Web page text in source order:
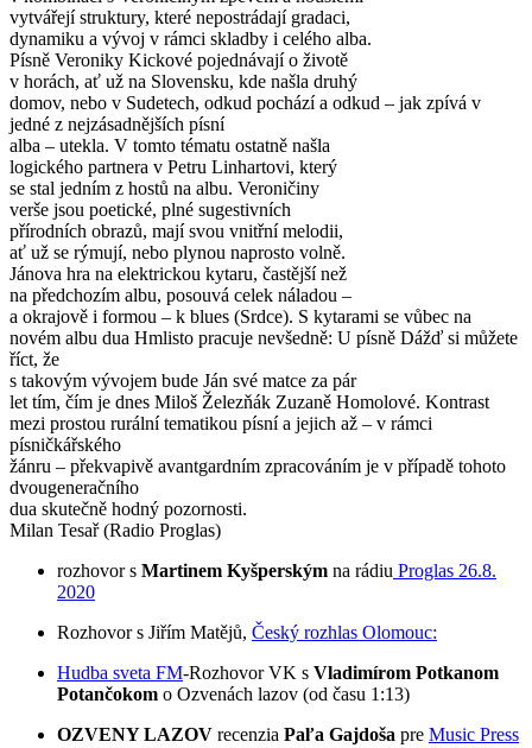
vytvářejí struktury, které nepostrádají gradaci,
dynamiku a vývoj v rámci skladby i celého alba.
Písně Veroniky Kickové pojednávají o životě
v horách, ať už na Slovensku, kde našla druhý
domov, nebo v Sudetech, odkud pochází a odkud – jak zpívá v
jedné z nejzásadnějších písní
alba – utekla. V tomto tématu ostatně našla
logického partnera v Petru Linhartovi, který
se stal jedním z hostů na albu. Veroničiny
verše jsou poetické, plné sugestivních
přírodních obrazů, mají svou vnitřní melodii,
ať už se rýmují, nebo plynou naprosto volně.
Jánova hra na elektrickou kytaru, častější než
na předchozím albu, posouvá celek náladou –
a okrajově i formou – k blues (Srdce). S kytarami se vůbec na
novém albu dua Hmlisto pracuje nevšedně: U písně Dážď si můžete
říct, že
s takovým vývojem bude Ján své matce za pár
let tím, čím je dnes Miloš Železňák Zuzaně Homolové. Kontrast
mezi prostou rurální tematikou písní a jejich až – v rámci
písničkářského
žánru – překvapivě avantgardním zpracováním je v případě tohoto
dvougeneračního
dua skutečně hodný pozornosti.
Milan Tesař (Radio Proglas)
rozhovor s Martinem Kyšperským na rádiu Proglas 26.8.
2020
Rozhovor s Jiřím Matějů, Český rozhlas Olomouc:
Hudba sveta FM-Rozhovor VK s Vladimírom Potkanom
Potančokom o Ozvenách lazov (od času 1:13)
OZVENY LAZOV recenzia Paľa Gajdoša pre Music Press